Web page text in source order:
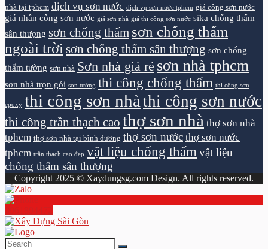
nhà tại tphcm dịch vụ sơn nước dịch vụ sơn nước tphcm giá công sơn nước
giá nhân công sơn nước giá sơn nhà giá thi công sơn nước sika chống thấm
sân thượng sơn chống thấm sơn chống thấm
ngoài trời sơn chống thấm sân thượng sơn chống
thấm tường sơn nhà Sơn nhà giá rẻ sơn nhà tphcm
sơn nhà trọn gói sơn tường thi công chống thấm thi công sơn
epoxy thi công sơn nhà thi công sơn nước
thi công trần thạch cao thợ sơn nhà thợ sơn nhà
tphcm thợ sơn nhà tại bình dương thợ sơn nước thợ sơn nước
tphcm trần thạch cao đẹp vật liệu chống thấm vật liệu
chống thấm sân thượng
Copyright 2025 © Xaydungsg.com Design. All rights reserved.